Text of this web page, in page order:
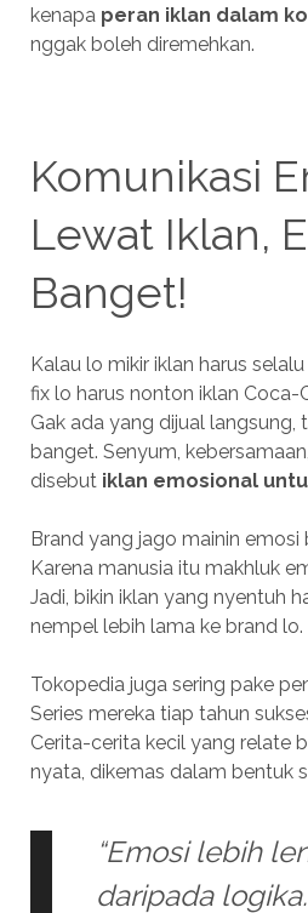
kenapa peran iklan dalam
nggak boleh diremehkan.
Komunikasi
Lewat Iklan,
Banget!
Kalau lo mikir iklan harus
fix lo harus nonton iklan Coca-
Gak ada yang dijual
banget. Senyum,
disebut iklan emosional
Brand yang jago mainin emosi
Karena manusia itu makhluk
Jadi, bikin iklan yang nyentuh
nempel lebih lama ke brand lo.
Tokopedia juga sering pake
Series mereka tiap tahun
Cerita-cerita kecil yang relate
nyata, dikemas dalam bentuk
“Emosi lebih
daripada